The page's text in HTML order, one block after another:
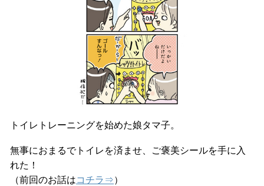
トイレトレーニングを始めた娘タマ子。
無事におまるでトイレを済ませ、ご褒美シールを手に入
れた！
（前回のお話はコチラ⇒）